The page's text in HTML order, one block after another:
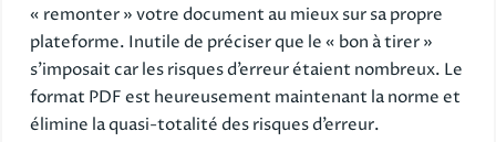
« remonter » votre document au mieux sur sa propre
plateforme. Inutile de préciser que le « bon à tirer »
s’imposait car les risques d’erreur étaient nombreux. Le
format PDF est heureusement maintenant la norme et
élimine la quasi-totalité des risques d’erreur.